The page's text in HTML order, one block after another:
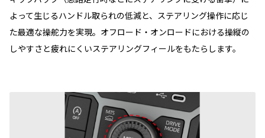
よって生じるハンドル取られの低減と、ステアリング操作に応じ
た最適な操舵力を実現。オフロード・オンロードにおける操縦の
しやすさと疲れにくいステアリングフィールをもたらします。